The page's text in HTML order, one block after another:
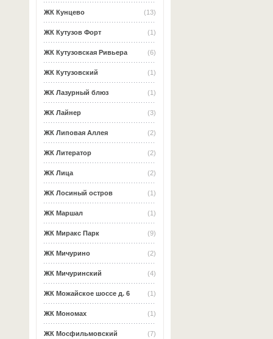
(13)
ЖК Кунцево
(1)
ЖК Кутузов Форт
(6)
ЖК Кутузовская Ривьера
(1)
ЖК Кутузовский
(1)
ЖК Лазурный блюз
(3)
ЖК Лайнер
(2)
ЖК Липовая Аллея
(2)
ЖК Литератор
(2)
ЖК Лица
(1)
ЖК Лосиный остров
(1)
ЖК Маршал
(9)
ЖК Миракс Парк
(2)
ЖК Мичурино
(4)
ЖК Мичуринский
(1)
ЖК Можайское шоссе д. 6
(1)
ЖК Мономах
(7)
ЖК Мосфильмовский